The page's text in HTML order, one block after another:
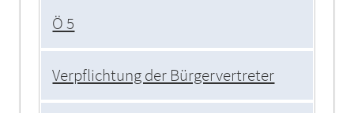
Ö 5
Verpflichtung der Bürgervertreter